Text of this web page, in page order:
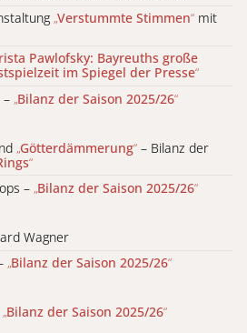
„Verstummte Stimmen“ mit
Pawlofsky: Bayreuths große
im Spiegel der Presse“
– „Bilanz der Saison 2025/26“
„Götterdämmerung“ – Bilanz der
“
– „Bilanz der Saison 2025/26“
Wagner
„Bilanz der Saison 2025/26“
„Bilanz der Saison 2025/26“